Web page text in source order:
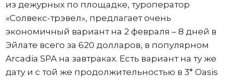
из дежурных по площадке, туроператор
«Солвекс-трэвел», предлагает очень
экономичный вариант на 2 февраля – 8 дней в
Эйлате всего за 620 долларов, в популярном
Arcadia SPA на завтраках. Есть вариант на ту же
дату и с той же продолжительностью в 3* Oasis